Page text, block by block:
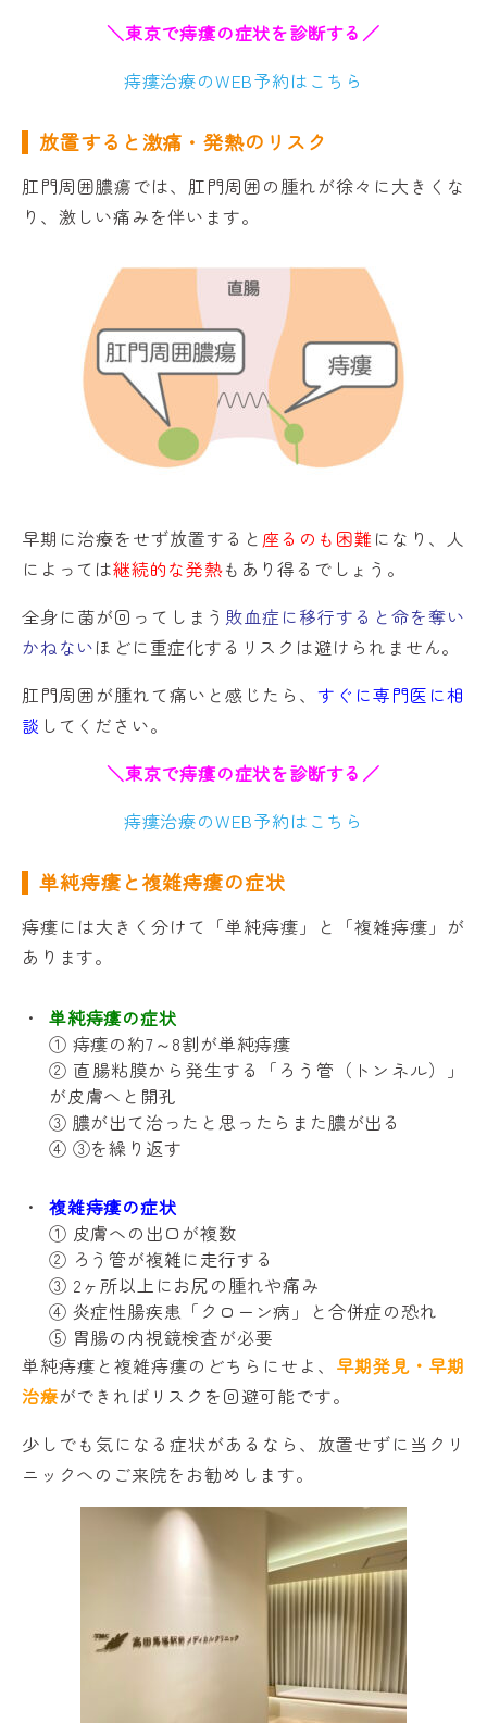
＼東京で痔瘻の症状を診断する／
痔瘻治療のWEB予約はこちら
放置すると激痛・発熱のリスク
肛門周囲膿瘍では、肛門周囲の腫れが徐々に大きくな
り、激しい痛みを伴います。
早期に治療をせず放置すると 座るのも困難 になり、人
によっては継続的な発熱もあり得るでしょう。
全身に菌が回ってしまう 敗血症に移行すると命を奪い
かねないほどに重症化するリスクは避けられません。
肛門周囲が腫れて痛いと感じたら、すぐに専門医に相
談 してください。
＼東京で痔瘻の症状を診断する／
痔瘻治療のWEB予約はこちら
単純痔瘻と複雑痔瘻の症状
痔瘻には大きく分けて「単純痔瘻」と「複雑痔瘻」が
あります。
単純痔瘻の症状
① 痔瘻の約7～8割が単純痔瘻
② 直腸粘膜から発生する「ろう管（トンネル）」
が皮膚へと開孔
③ 膿が出て治ったと思ったらまた膿が出る
④ ③を繰り返す
複雑痔瘻の症状
① 皮膚への出口が複数
② ろう管が複雑に走行する
③ 2ヶ所以上にお尻の腫れや痛み
④ 炎症性腸疾患「クローン病」と合併症の恐れ
⑤ 胃腸の内視鏡検査が必要
単純痔瘻と複雑痔瘻のどちらにせよ、 早期発見・早期
治療ができればリスクを回避可能です。
少しでも気になる症状があるなら、放置せずに当クリ
ニックへのご来院をお勧めします。